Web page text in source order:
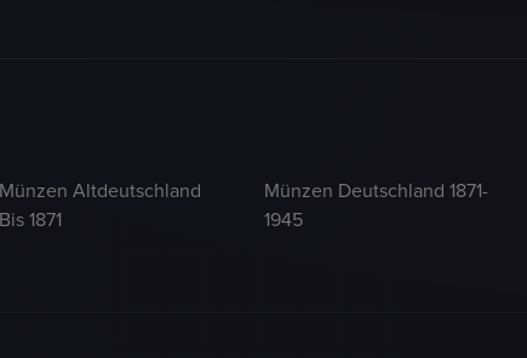
Münzen Altdeutschland
Bis 1871
Münzen Deutschland 1871-
1945